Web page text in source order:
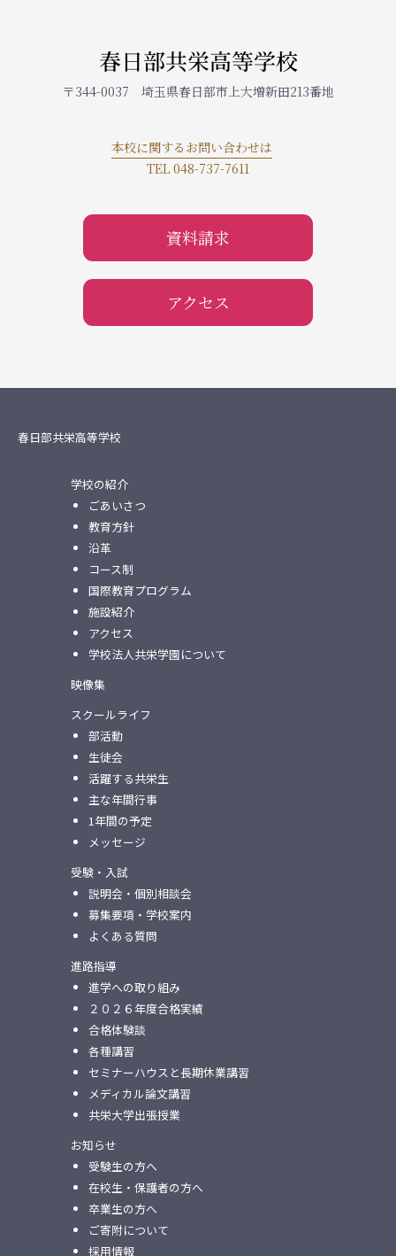
春日部共栄高等学校
〒344-0037 埼玉県春日部市上大増新田213番地
本校に関するお問い合わせは
TEL 048-737-7611
資料請求
アクセス
春日部共栄高等学校
学校の紹介
ごあいさつ
教育方針
沿革
コース制
国際教育プログラム
施設紹介
アクセス
学校法人共栄学園について
映像集
スクールライフ
部活動
生徒会
活躍する共栄生
主な年間行事
1年間の予定
メッセージ
受験・入試
説明会・個別相談会
募集要項・学校案内
よくある質問
進路指導
進学への取り組み
２０２６年度合格実績
合格体験談
各種講習
セミナーハウスと⻑期休業講習
メディカル論⽂講習
共栄⼤学出張授業
お知らせ
受験生の方へ
在校生・保護者の方へ
卒業生の方へ
ご寄附について
採用情報